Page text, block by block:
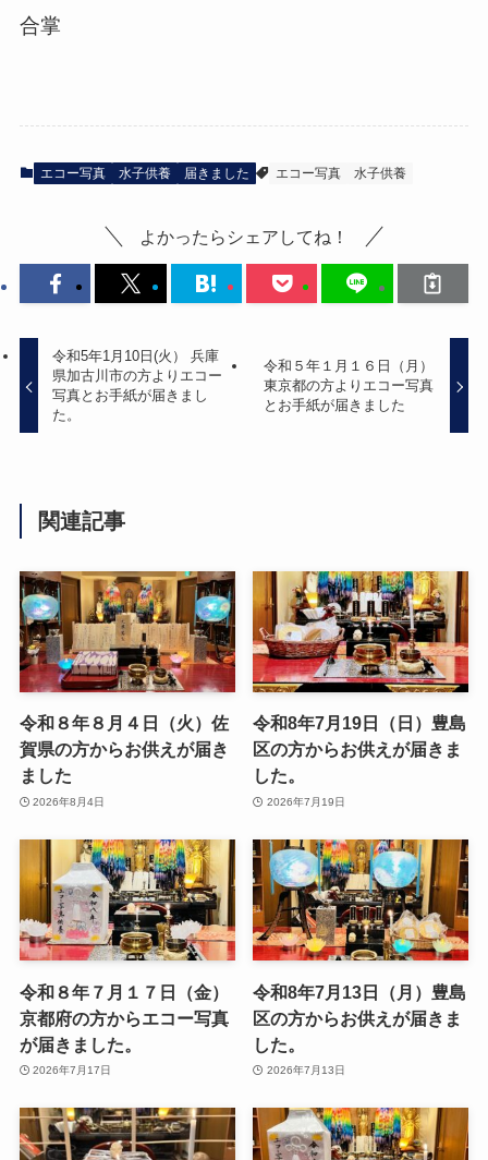
合掌
エコー写真 水子供養 届きました エコー写真 水子供養
よかったらシェアしてね！
令和5年1月10日(火） 兵庫
県加古川市の方よりエコー
写真とお手紙が届きまし
た。
令和５年１月１６日（月）
東京都の方よりエコー写真
とお手紙が届きました
関連記事
令和８年８月４日（火）佐
賀県の方からお供えが届き
ました
2026年8月4日
令和8年7月19日（日）豊島
区の方からお供えが届きま
した。
2026年7月19日
令和８年７月１７日（金）
京都府の方からエコー写真
が届きました。
2026年7月17日
令和8年7月13日（月）豊島
区の方からお供えが届きま
した。
2026年7月13日